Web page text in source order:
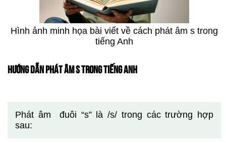
Hình ảnh minh họa bài viết về cách phát âm s trong
tiếng Anh
HƯỚNG DẪN PHÁT ÂM S TRONG TIẾNG ANH
Phát âm đuôi “s” là /s/ trong các trường hợp
sau: